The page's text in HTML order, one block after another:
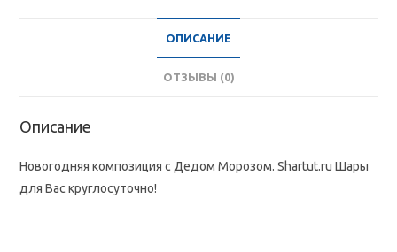
ОПИСАНИЕ
ОТЗЫВЫ (0)
Описание
Новогодняя композиция с Дедом Морозом. Shartut.ru Шары
для Вас круглосуточно!